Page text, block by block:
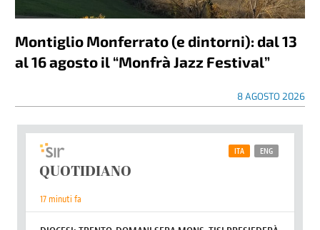
Montiglio Monferrato (e dintorni): dal 13
al 16 agosto il “Monfrà Jazz Festival”
8 AGOSTO 2026